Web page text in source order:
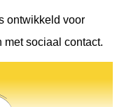
ontwikkeld voor
sociaal contact.